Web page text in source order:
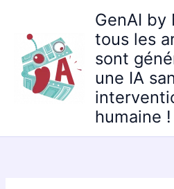
contenu
GenAI by
tous les
sont
une IA
humaine !